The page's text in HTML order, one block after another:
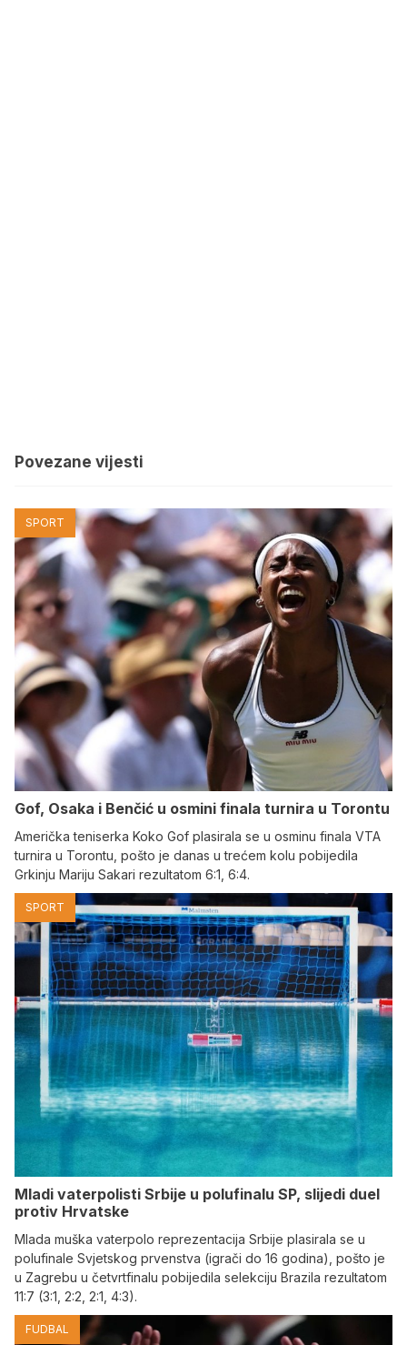
Povezane vijesti
SPORT
Gof, Osaka i Benčić u osmini finala turnira u Torontu
Američka teniserka Koko Gof plasirala se u osminu finala VTA
turnira u Torontu, pošto je danas u trećem kolu pobijedila
Grkinju Mariju Sakari rezultatom 6:1, 6:4.
SPORT
Mladi vaterpolisti Srbije u polufinalu SP, slijedi duel
protiv Hrvatske
Mlada muška vaterpolo reprezentacija Srbije plasirala se u
polufinale Svjetskog prvenstva (igrači do 16 godina), pošto je
u Zagrebu u četvrtfinalu pobijedila selekciju Brazila rezultatom
11:7 (3:1, 2:2, 2:1, 4:3).
FUDBAL